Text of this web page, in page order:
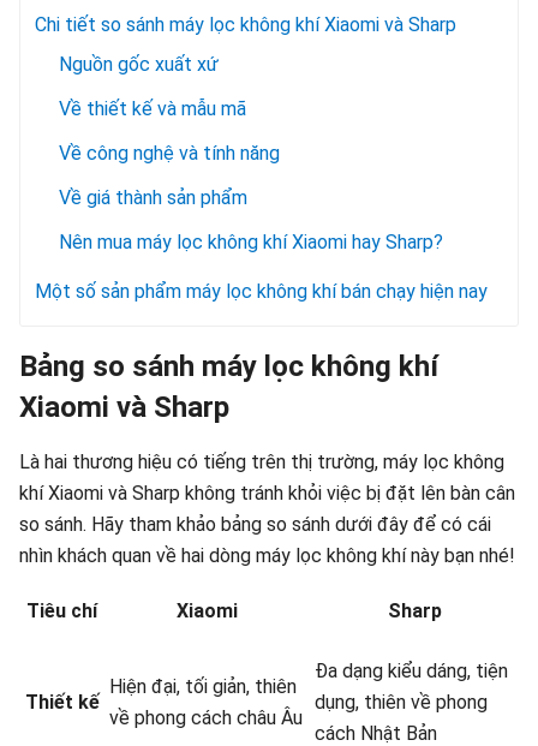
Chi tiết so sánh máy lọc không khí Xiaomi và Sharp
Nguồn gốc xuất xứ
Về thiết kế và mẫu mã
Về công nghệ và tính năng
Về giá thành sản phẩm
Nên mua máy lọc không khí Xiaomi hay Sharp?
Một số sản phẩm máy lọc không khí bán chạy hiện nay
Bảng so sánh máy lọc không khí
Xiaomi và Sharp
Là hai thương hiệu có tiếng trên thị trường, máy lọc không
khí Xiaomi và Sharp không tránh khỏi việc bị đặt lên bàn cân
so sánh. Hãy tham khảo bảng so sánh dưới đây để có cái
nhìn khách quan về hai dòng máy lọc không khí này bạn nhé!
Tiêu chí Xiaomi Sharp
Thiết kế
Hiện đại, tối giản, thiên
về phong cách châu Âu
Đa dạng kiểu dáng, tiện
dụng, thiên về phong
cách Nhật Bản